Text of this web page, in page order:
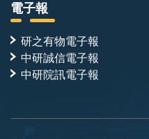
電子報
研之有物電子報
中研誠信電子報
中研院訊電子報